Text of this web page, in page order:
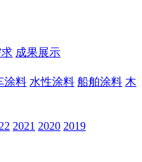
成果展示
涂料 水性涂料 船舶涂料 木
2021 2020 2019